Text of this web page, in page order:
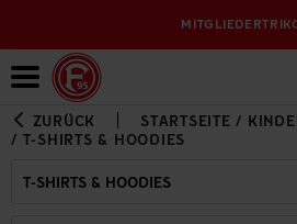
ZURÜCK STARTSEITE /
/ T-SHIRTS & HOODIES
T-SHIRTS & HOODIES